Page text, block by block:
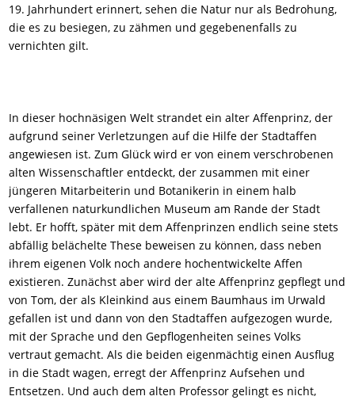
19. Jahrhundert erinnert, sehen die Natur nur als Bedrohung,
die es zu besiegen, zu zähmen und gegebenenfalls zu
vernichten gilt.
In dieser hochnäsigen Welt strandet ein alter Affenprinz, der
aufgrund seiner Verletzungen auf die Hilfe derStadtaffen
angewiesen ist. Zum Glück wird er von einem verschrobenen
alten Wissenschaftler entdeckt, der zusammen mit einer
jüngeren Mitarbeiterin und Botanikerin in einem halb
verfallenen naturkundlichen Museum am Rande der Stadt
lebt. Er hofft, später mit dem Affenprinzen endlich seine stets
abfällig belächelte These beweisen zu können, dass neben
ihrem eigenen Volk noch andere hochentwickelte Affen
existieren. Zunächst aber wird der alte Affenprinz gepflegt und
von Tom, der als Kleinkind aus einem Baumhaus im Urwald
gefallen ist und dann von denStadtaffenaufgezogen wurde,
mit der Sprache und den Gepflogenheitenseines Volks
vertraut gemacht. Als die beiden eigenmächtig einen Ausflug
in die Stadt wagen, erregt der Affenprinz Aufsehen und
Entsetzen. Und auch dem alten Professor gelingt es nicht,